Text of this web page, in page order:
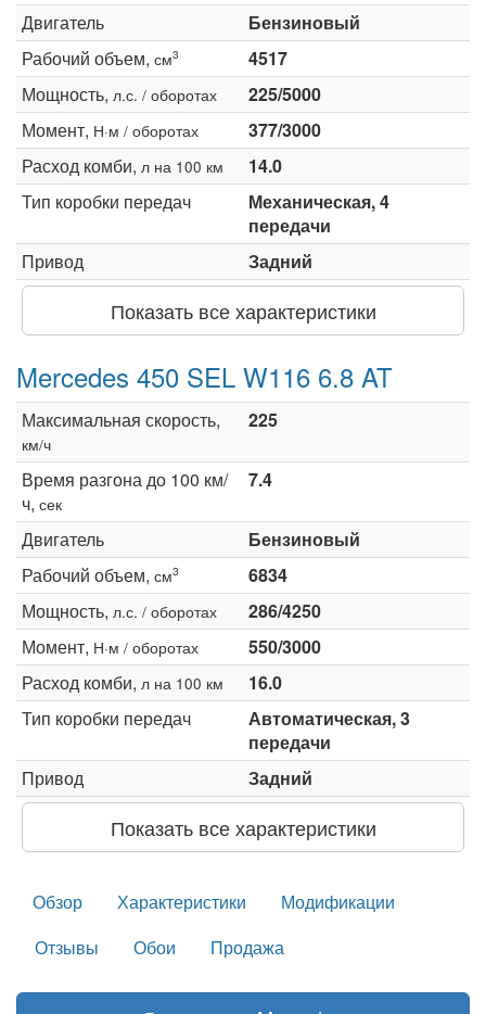
Двигатель
Бензиновый
Рабочий объем, см3
4517
Мощность, л.с. / оборотах
225/5000
Момент, Н·м / оборотах
377/3000
Расход комби, л на 100 км
14.0
Тип коробки передач
Механическая, 4
передачи
Привод
Задний
Показать все характеристики
Mercedes 450 SEL W116 6.8 AT
Максимальная скорость,
км/ч
225
Время разгона до 100 км/
ч, сек
7.4
Двигатель
Бензиновый
Рабочий объем, см3
6834
Мощность, л.с. / оборотах
286/4250
Момент, Н·м / оборотах
550/3000
Расход комби, л на 100 км
16.0
Тип коробки передач
Автоматическая, 3
передачи
Привод
Задний
Показать все характеристики
Обзор Характеристики
Модификации
Отзывы
Обои Продажа